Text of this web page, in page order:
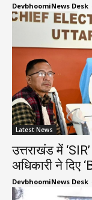
DevbhoomiNews Desk
Latest News
उत्तराखंड में
अधिकारी ने दिए
DevbhoomiNews Desk